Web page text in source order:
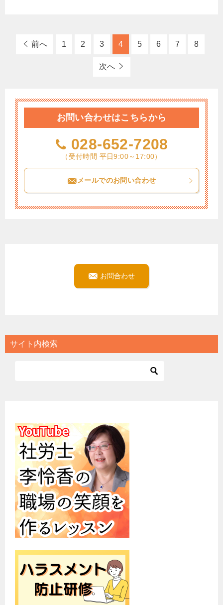
前へ 1 2 3 4 5 6 7 8
次へ
お問い合わせはこちらから
028-652-7208
（受付時間 平日9:00～17:00）
メールでのお問い合わせ
お問合わせ
サイト内検索